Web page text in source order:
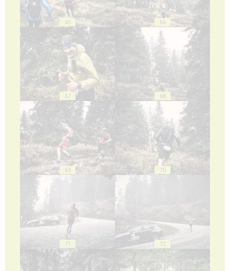
65 66
67 68
69 70
71 72